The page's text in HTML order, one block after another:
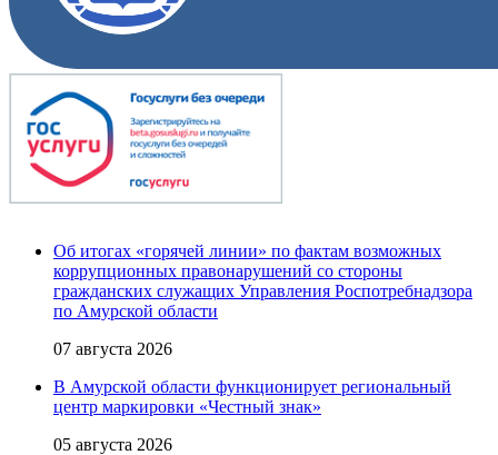
Об итогах «горячей линии» по фактам возможных
коррупционных правонарушений со стороны
гражданских служащих Управления Роспотребнадзора
по Амурской области
07 августа 2026
В Амурской области функционирует региональный
центр маркировки «Честный знак»
05 августа 2026